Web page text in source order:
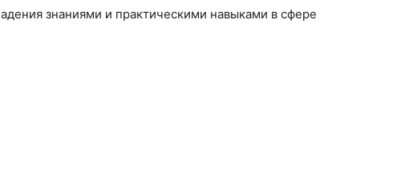
знаниями и практическими навыками в сфере